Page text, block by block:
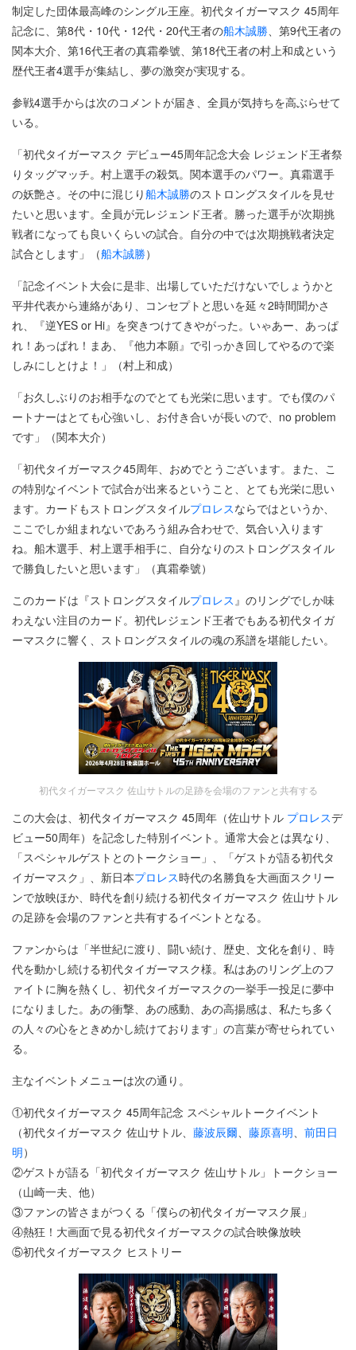
制定した団体最高峰のシングル王座。初代タイガーマスク 45周年
記念に、第8代・10代・12代・20代王者の船木誠勝、第9代王者の
関本大介、第16代王者の真霜拳號、第18代王者の村上和成という
歴代王者4選手が集結し、夢の激突が実現する。
参戦4選手からは次のコメントが届き、全員が気持ちを高ぶらせて
いる。
「初代タイガーマスク デビュー45周年記念大会 レジェンド王者祭
りタッグマッチ。村上選手の殺気。関本選手のパワー。真霜選手
の妖艶さ。その中に混じり船木誠勝のストロングスタイルを見せ
たいと思います。全員が元レジェンド王者。勝った選手が次期挑
戦者になっても良いくらいの試合。自分の中では次期挑戦者決定
試合とします」（船木誠勝）
「記念イベント大会に是非、出場していただけないでしょうかと
平井代表から連絡があり、コンセプトと思いを延々2時間聞かさ
れ、『逆YES or Hi』を突きつけてきやがった。いゃあー、あっぱ
れ！あっぱれ！まあ、『他力本願』で引っかき回してやるので楽
しみにしとけよ！」（村上和成）
「お久しぶりのお相手なのでとても光栄に思います。でも僕のパ
ートナーはとても心強いし、お付き合いが長いので、no problem
です」（関本大介）
「初代タイガーマスク45周年、おめでとうございます。また、こ
の特別なイベントで試合が出来るということ、とても光栄に思い
ます。カードもストロングスタイルプロレスならではというか、
ここでしか組まれないであろう組み合わせで、気合い入ります
ね。船木選手、村上選手相手に、自分なりのストロングスタイル
で勝負したいと思います」（真霜拳號）
このカードは『ストロングスタイルプロレス 』のリングでしか味
わえない注目のカード。初代レジェンド王者でもある初代タイガ
ーマスクに響く、ストロングスタイルの魂の系譜を堪能したい。
初代タイガーマスク 佐山サトルの足跡を会場のファンと共有する
この大会は、初代タイガーマスク 45周年（佐山サトル プロレスデ
ビュー50周年）を記念した特別イベント。通常大会とは異なり、
「スペシャルゲストとのトークショー」、「ゲストが語る初代タ
イガーマスク」、新日本プロレス時代の名勝負を大画面スクリー
ンで放映ほか、時代を創り続ける初代タイガーマスク 佐山サトル
の足跡を会場のファンと共有するイベントとなる。
ファンからは「半世紀に渡り、闘い続け、歴史、文化を創り、時
代を動かし続ける初代タイガーマスク様。私はあのリング上のフ
ァイトに胸を熱くし、初代タイガーマスクの一挙手一投足に夢中
になりました。あの衝撃、あの感動、あの高揚感は、私たち多く
の人々の心をときめかし続けております」の言葉が寄せられてい
る。
主なイベントメニューは次の通り。
①初代タイガーマスク 45周年記念 スペシャルトークイベント
（初代タイガーマスク 佐山サトル、 藤波辰爾、 藤原喜明、 前田日
明）
②ゲストが語る「初代タイガーマスク 佐山サトル」トークショー
（山崎一夫、他）
③ファンの皆さまがつくる「僕らの初代タイガーマスク展」
④熱狂！大画面で見る初代タイガーマスクの試合映像放映
⑤初代タイガーマスク ヒストリー